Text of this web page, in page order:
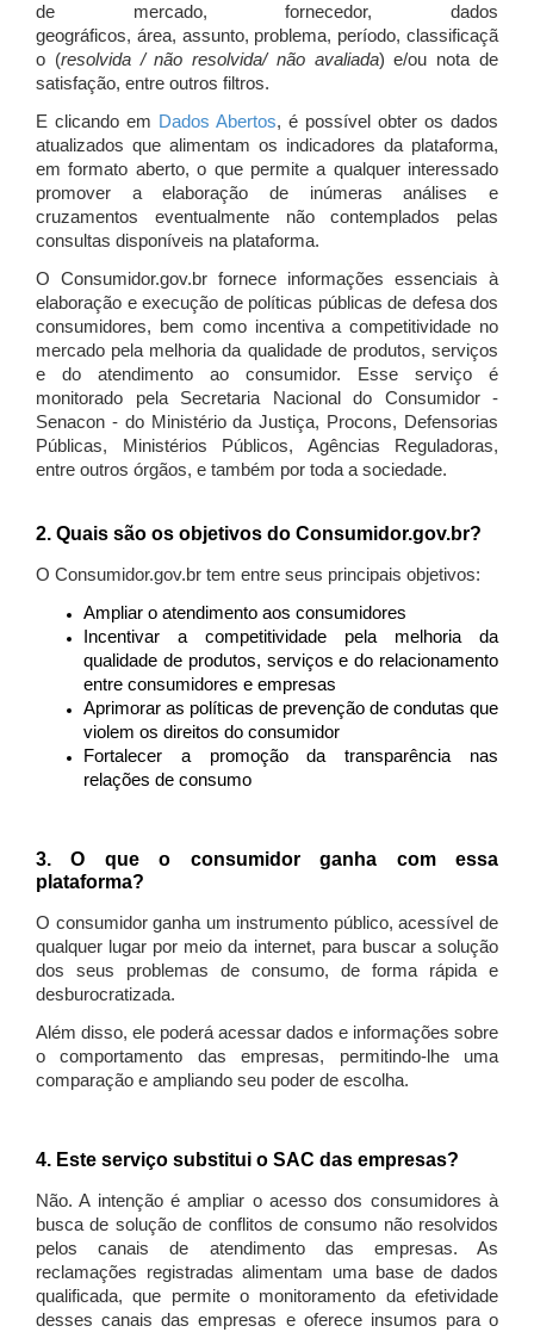
de mercado, fornecedor, dados
geográficos, área, assunto, problema, período, classificaçã
o (resolvida / não resolvida/ não avaliada) e/ou nota de
satisfação, entre outros filtros.
E clicando em Dados Abertos, é possível obter os dados
atualizados que alimentam os indicadores da plataforma,
em formato aberto, o que permite a qualquer interessado
promover a elaboração de inúmeras análises e
cruzamentos eventualmente não contemplados pelas
consultas disponíveis na plataforma.
O Consumidor.gov.br fornece informações essenciais à
elaboração e execução de políticas públicas de defesa dos
consumidores, bem como incentiva a competitividade no
mercado pela melhoria da qualidade de produtos, serviços
e do atendimento ao consumidor. Esse serviço é
monitorado pela Secretaria Nacional do Consumidor -
Senacon - do Ministério da Justiça, Procons, Defensorias
Públicas, Ministérios Públicos, Agências Reguladoras,
entre outros órgãos, e também por toda a sociedade.
2. Quais são os objetivos do Consumidor.gov.br?
O Consumidor.gov.br tem entre seus principais objetivos:
Ampliar o atendimento aos consumidores
Incentivar a competitividade pela melhoria da
qualidade de produtos, serviços e do relacionamento
entre consumidores e empresas
Aprimorar as políticas de prevenção de condutas que
violem os direitos do consumidor
Fortalecer a promoção da transparência nas
relações de consumo
3. O que o consumidor ganha com essa
plataforma?
O consumidor ganha um instrumento público, acessível de
qualquer lugar por meio da internet, para buscar a solução
dos seus problemas de consumo, de forma rápida e
desburocratizada.
Além disso, ele poderá acessar dados e informações sobre
o comportamento das empresas, permitindo-lhe uma
comparação e ampliando seu poder de escolha.
4. Este serviço substitui o SAC das empresas?
Não. A intenção é ampliar o acesso dos consumidores à
busca de solução de conflitos de consumo não resolvidos
pelos canais de atendimento das empresas. As
reclamações registradas alimentam uma base de dados
qualificada, que permite o monitoramento da efetividade
desses canais das empresas e oferece insumos para o